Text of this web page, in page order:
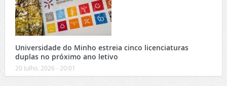
Universidade do Minho estreia cinco licenciaturas
duplas no próximo ano letivo
20 Julho, 2026 - 20:01